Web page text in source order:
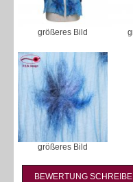
größeres Bild
größeres Bild
BEWERTUNG